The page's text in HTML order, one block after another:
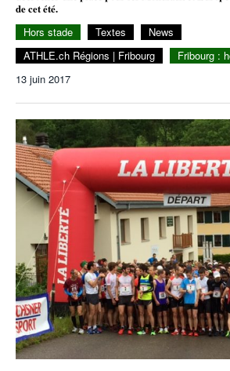
DOPAGE
GALERIES
MINIMA
CNP
PARTENAIRES
CLUBS PARTENAIRES
FÉDÉRATION
TOUS SUPPORTERS D’ATHLE.CH !
PUBLICITÉ
VIDEOS
ATHLE.CH
CLUB D’ATHLÉTISME
CHARTE ÉDITORIALE
NOUS CONTACTER
POURQUOI ATHLE.CH ?
ATHLE.CH RÉGIONS
ATHLE.CH RÉGIONS | GENÈVE
ATHLE.CH RÉGIONS | JURA
ATHLE.CH RÉGIONS | VAUD
TIMELINE
BIOGRAPHIES
HIGHLIGHTS
LIVRES
de cet été.
Hors stade Textes
News
ATHLE.ch Régions | Fribourg
Fribourg :
13 juin 2017